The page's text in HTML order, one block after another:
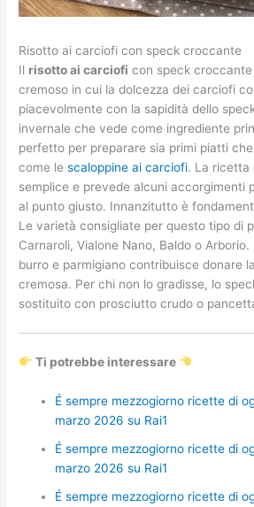
Risotto ai carciofi con speck croccante
Il risotto ai carciofi con speck
cremoso in cui la dolcezza dei carciofi
piacevolmente con la sapidità dello
invernale che vede come ingrediente
perfetto per preparare sia primi piatti
come lescaloppine ai carciofi. La ricetta
semplice e prevede alcuni accorgimenti
al punto giusto. Innanzitutto è
Le varietà consigliate per questo tipo di
Carnaroli, Vialone Nano, Baldo o
burro e parmigiano contribuisce donare
cremosa. Per chi non lo gradisse, lo
sostituito con prosciutto crudo o
Ti potrebbe interessare
É sempre mezzogiorno ricette di
marzo 2026 su Rai1
É sempre mezzogiorno ricette di
marzo 2026 su Rai1
É sempre mezzogiorno ricette di